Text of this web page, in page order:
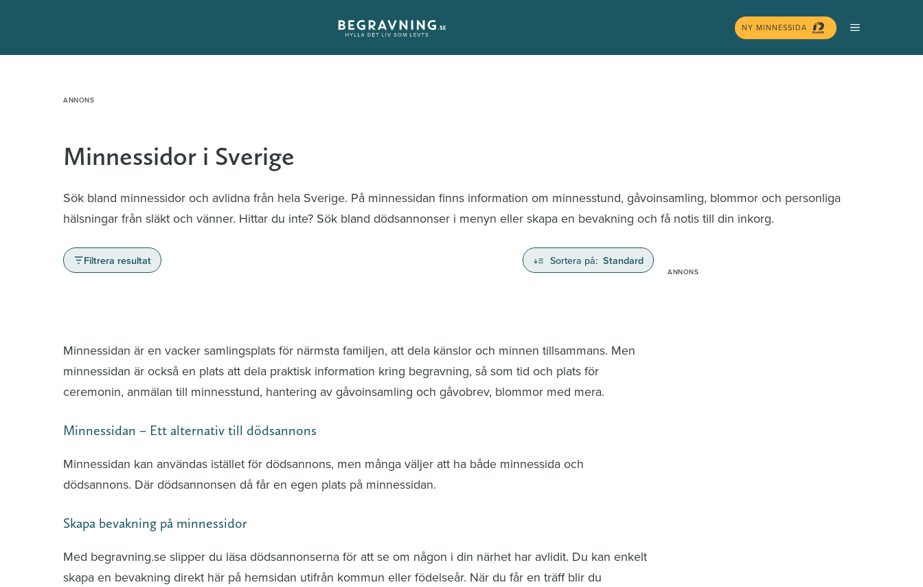
innehåll
NY MINNESSIDA MENY
Minnessidor i Sverige
Sök bland minnessidor och avlidna från hela Sverige. På minnessidan finns information om minnesstund, gåvoinsamling, blommor och personliga
hälsningar från släkt och vänner. Hittar du inte? Sök bland dödsannonser i menyn eller skapa en bevakning och få notis till din inkorg.
Filtrera resultat Sortera på: Standard
Minnessidan är en vacker samlingsplats för närmsta familjen, att dela känslor och minnen tillsammans. Men
minnessidan är också en plats att dela praktisk information kring begravning, så som tid och plats för
ceremonin, anmälan till minnesstund, hantering av gåvoinsamling och gåvobrev, blommor med mera.
Minnessidan – Ett alternativ till dödsannons
Minnessidan kan användas istället för dödsannons, men många väljer att ha både minnessida och
dödsannons. Där dödsannonsen då får en egen plats på minnessidan.
Skapa bevakning på minnessidor
Med begravning.se slipper du läsa dödsannonserna för att se om någon i din närhet har avlidit. Du kan enkelt
skapa en bevakning direkt här på hemsidan utifrån kommun eller födelseår. När du får en träff blir du